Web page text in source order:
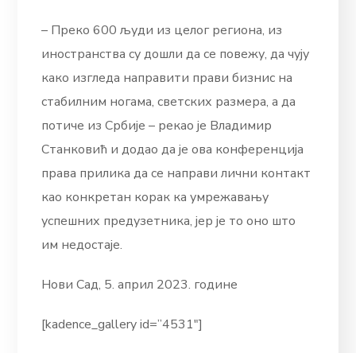
– Преко 600 људи из целог региона, из
иностранства су дошли да се повежу, да чују
како изгледа направити прави бизнис на
стабилним ногама, светских размера, а да
потиче из Србије – рекао је Владимир
Станковић и додао да је ова конференција
права прилика да се направи лични контакт
као конкретан корак ка умрежавању
успешних предузетника, јер је то оно што
им недостаје.
Нови Сад, 5. април 2023. године
[kadence_gallery id=”4531″]